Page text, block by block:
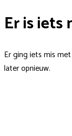
Er is iets
Er ging iets mis
later opnieuw.